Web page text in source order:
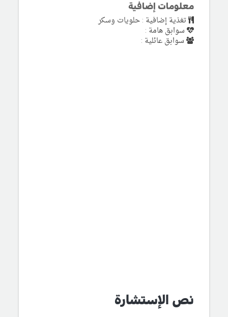
معلومات إضافية
تغذية إضافية : حلويات وسكر
سوابق هامة :
سوابق عائلية :
نص الإستشارة